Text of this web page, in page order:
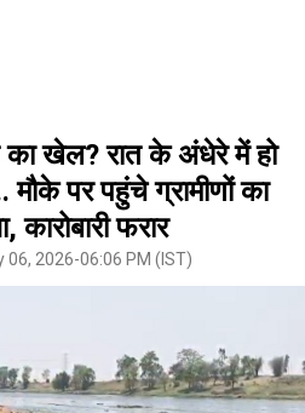
का खेल? रात के अंधेरे में हो
पर पहुंचे ग्रामीणों का
कारोबारी फरार
06, 2026-06:06 PM (IST)